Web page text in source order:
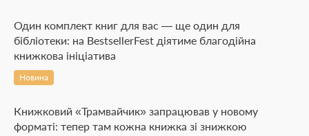
Один комплект книг для вас — ще один для
бібліотеки: на BestsellerFest діятиме благодійна
книжкова ініціатива
Новина
Книжковий «Трамвайчик» запрацював у новому
форматі: тепер там кожна книжка зі знижкою